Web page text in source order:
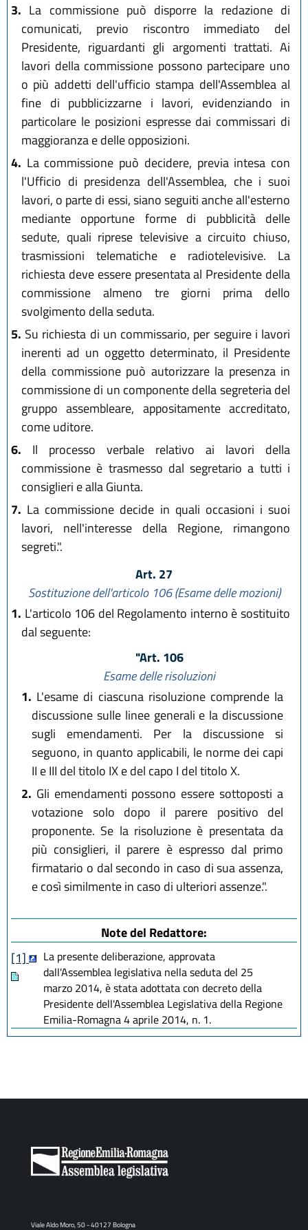
3. La commissione può disporre la redazione di
comunicati, previo riscontro immediato del
Presidente, riguardanti gli argomenti trattati. Ai
lavori della commissione possono partecipare uno
o più addetti dell'ufficio stampa dell'Assemblea al
fine di pubblicizzarne i lavori, evidenziando in
particolare le posizioni espresse dai commissari di
maggioranza e delle opposizioni.
4. La commissione può decidere, previa intesa con
l'Ufficio di presidenza dell'Assemblea, che i suoi
lavori, o parte di essi, siano seguiti anche all'esterno
mediante opportune forme di pubblicità delle
sedute, quali riprese televisive a circuito chiuso,
trasmissioni telematiche e radiotelevisive. La
richiesta deve essere presentata al Presidente della
commissione almeno tre giorni prima dello
svolgimento della seduta.
5. Su richiesta di un commissario, per seguire i lavori
inerenti ad un oggetto determinato, il Presidente
della commissione può autorizzare la presenza in
commissione di un componente della segreteria del
gruppo assembleare, appositamente accreditato,
come uditore.
6. Il processo verbale relativo ai lavori della
commissione è trasmesso dal segretario a tutti i
consiglieri e alla Giunta.
7. La commissione decide in quali occasioni i suoi
lavori, nell'interesse della Regione, rimangono
segreti.".
Art. 27
Sostituzione dell'articolo 106 (Esame delle mozioni)
1. L'articolo 106 del Regolamento interno è sostituito
dal seguente:
"Art. 106
Esame delle risoluzioni
1. L'esame di ciascuna risoluzione comprende la
discussione sulle linee generali e la discussione
sugli emendamenti. Per la discussione si
seguono, in quanto applicabili, le norme dei capi
II e III del titolo IX e del capo I del titolo X.
2. Gli emendamenti possono essere sottoposti a
votazione solo dopo il parere positivo del
proponente. Se la risoluzione è presentata da
più consiglieri, il parere è espresso dal primo
firmatario o dal secondo in caso di sua assenza,
e così similmente in caso di ulteriori assenze.".
Note del Redattore:
[1]
La presente deliberazione, approvata
dall'Assemblea legislativa nella seduta del 25
marzo 2014, è stata adottata con decreto della
Presidente dell'Assemblea Legislativa della Regione
Emilia-Romagna 4 aprile 2014, n. 1.
Viale Aldo Moro, 50 - 40127 Bologna